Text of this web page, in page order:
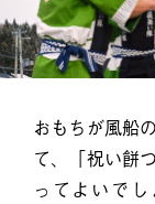
おもちが風船
て、「祝い餅
ってよいで